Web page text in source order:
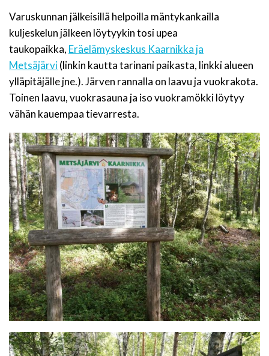
Varuskunnan jälkeisillä helpoilla mäntykankailla
kuljeskelun jälkeen löytyykin tosi upea
taukopaikka, Eräelämyskeskus Kaarnikka ja
Metsäjärvi(linkin kautta tarinani paikasta, linkki alueen
ylläpitäjälle jne.). Järven rannalla on laavu ja vuokrakota.
Toinen laavu, vuokrasauna ja iso vuokramökki löytyy
vähän kauempaa tievarresta.